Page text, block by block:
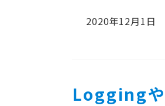
2020年12月1日
Loggingや